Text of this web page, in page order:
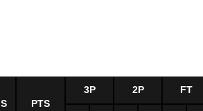
S PTS
3P 2P FT